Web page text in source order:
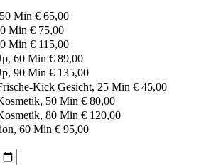
Min € 65,00
Min € 75,00
Min € 115,00
60 Min € 89,00
90 Min € 135,00
Kick Gesicht, 25 Min € 45,00
50 Min € 80,00
80 Min € 120,00
60 Min € 95,00